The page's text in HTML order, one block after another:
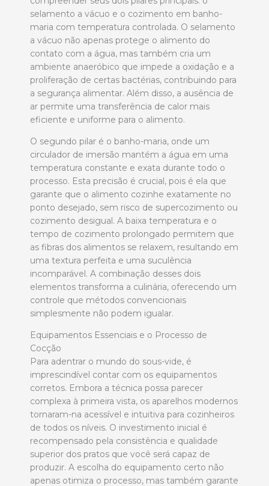
selamento a vácuo e o cozimento em banho-
maria com temperatura controlada. O selamento
a vácuo não apenas protege o alimento do
contato com a água, mas também cria um
ambiente anaeróbico que impede a oxidação e a
proliferação de certas bactérias, contribuindo para
a segurança alimentar. Além disso, a ausência de
ar permite uma transferência de calor mais
eficiente e uniforme para o alimento.
O segundo pilar é o banho-maria, onde um
circulador de imersão mantém a água em uma
temperatura constante e exata durante todo o
processo. Esta precisão é crucial, pois é ela que
garante que o alimento cozinhe exatamente no
ponto desejado, sem risco de supercozimento ou
cozimento desigual. A baixa temperatura e o
tempo de cozimento prolongado permitem que
as fibras dos alimentos se relaxem, resultando em
uma textura perfeita e uma suculência
incomparável. A combinação desses dois
elementos transforma a culinária, oferecendo um
controle que métodos convencionais
simplesmente não podem igualar.
Equipamentos Essenciais e o Processo de
Cocção
Para adentrar o mundo do sous-vide, é
imprescindível contar com os equipamentos
corretos. Embora a técnica possa parecer
complexa à primeira vista, os aparelhos modernos
tornaram-na acessível e intuitiva para cozinheiros
de todos os níveis. O investimento inicial é
recompensado pela consistência e qualidade
superior dos pratos que você será capaz de
produzir. A escolha do equipamento certo não
apenas otimiza o processo, mas também garante